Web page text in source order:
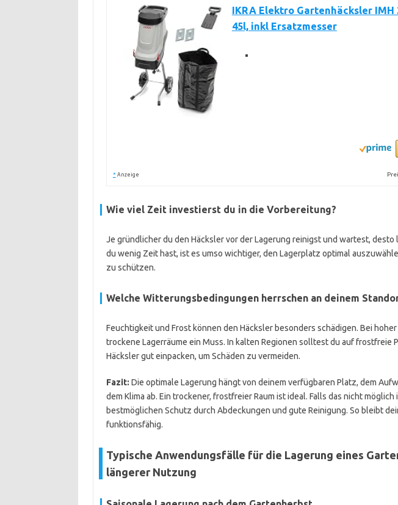
IKRA Elektro Gartenhäcksler IMH
45l, inkl Ersatzmesser
* Anzeige
Wie viel Zeit investierst du in die Vorbereitung?
Je gründlicher du den Häcksler vor der Lagerung reinigst und wartest, desto
du wenig Zeit hast, ist es umso wichtiger, den Lagerplatz optimal
zu schützen.
Welche Witterungsbedingungen herrschen an deinem
Feuchtigkeit und Frost können den Häcksler besonders schädigen. Bei
trockene Lagerräume ein Muss. In kalten Regionen solltest du auf frostfreie
Häcksler gut einpacken, um Schäden zu vermeiden.
Fazit: Die optimale Lagerung hängt von deinem verfügbaren Platz, dem
dem Klima ab. Ein trockener, frostfreier Raum ist ideal. Falls das nicht möglich
bestmöglichen Schutz durch Abdeckungen und gute Reinigung. So bleibt
funktionsfähig.
Typische Anwendungsfälle für die Lagerung eines
längerer Nutzung